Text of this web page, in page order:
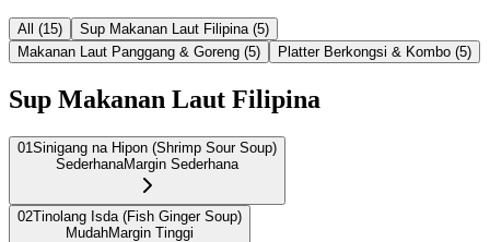
All (15) Sup Makanan Laut Filipina (5)
Makanan Laut Panggang & Goreng (5) Platter Berkongsi & Kombo (5)
Sup Makanan Laut Filipina
01Sinigang na Hipon (Shrimp Sour Soup)
SederhanaMargin Sederhana
02Tinolang Isda (Fish Ginger Soup)
MudahMargin Tinggi